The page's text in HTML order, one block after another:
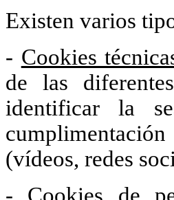
Existen varios
- Cookies
de las
identificar la
(vídeos, redes